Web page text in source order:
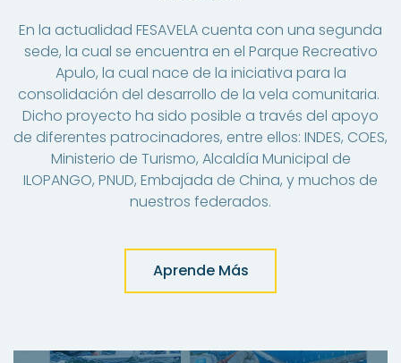
En la actualidad FESAVELA cuenta con una segunda
sede, la cual se encuentra en el Parque Recreativo
Apulo, la cual nace de la iniciativa para la
consolidación del desarrollo de la vela comunitaria.
Dicho proyecto ha sido posible a través del apoyo
de diferentes patrocinadores, entre ellos: INDES, COES,
Ministerio de Turismo, Alcaldía Municipal de
ILOPANGO, PNUD, Embajada de China, y muchos de
nuestros federados.
Aprende Más